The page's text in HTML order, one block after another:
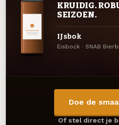
KRUIDIG.
SEIZOEN.
IJsbok
Eisbock · SNAB
Doe de
Of stel direct je